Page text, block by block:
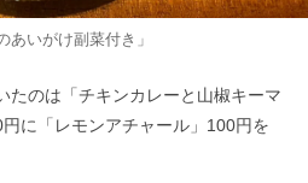
あいがけ副菜付き」
たのは「チキンカレーと山椒キーマ
に「レモンアチャール」100円を